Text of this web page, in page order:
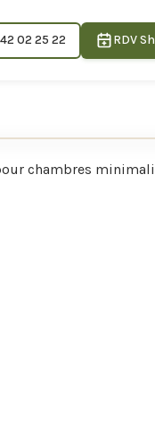
02 25 22 RDV
et son
chambres